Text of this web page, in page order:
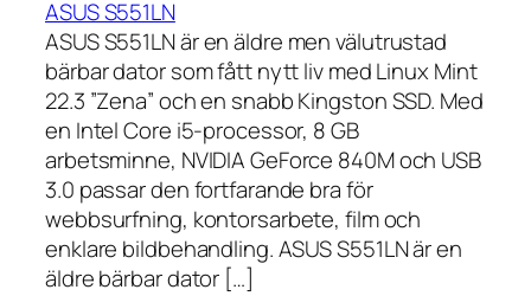
ASUS S551LN
ASUS S551LN är en äldre men välutrustad
bärbar dator som fått nytt liv med Linux Mint
22.3 ”Zena” och en snabb Kingston SSD. Med
en Intel Core i5-processor, 8 GB
arbetsminne, NVIDIA GeForce 840M och USB
3.0 passar den fortfarande bra för
webbsurfning, kontorsarbete, film och
enklare bildbehandling. ASUS S551LN är en
äldre bärbar dator […]